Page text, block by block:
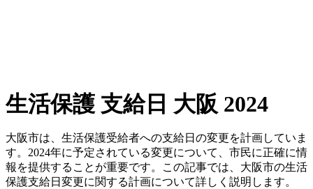
生活保護 支給日 大阪 2024
大阪市は、生活保護受給者への支給日の変更を計画していま
す。2024年に予定されている変更について、市民に正確に情
報を提供することが重要です。この記事では、大阪市の生活
保護支給日変更に関する計画について詳しく説明します。